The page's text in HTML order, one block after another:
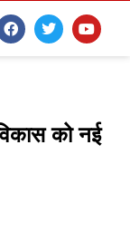
को नई